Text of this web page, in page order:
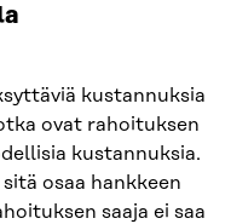
kustannuksia
ovat rahoituksen
kustannuksia.
osaa hankkeen
saaja ei saa